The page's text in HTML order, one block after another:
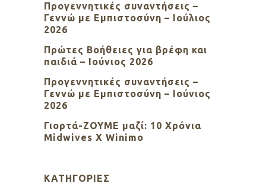
Προγεννητικές συναντήσεις –
Γεννώ με Εμπιστοσύνη – Ιούλιος
2026
Πρώτες Βοήθειες για βρέφη και
παιδιά – Ιούνιος 2026
Προγεννητικές συναντήσεις –
Γεννώ με Εμπιστοσύνη – Ιούνιος
2026
Γιορτά-ΖΟΥΜΕ μαζί: 10 Χρόνια
Midwives X Winimo
KΑΤΗΓΟΡΊΕΣ